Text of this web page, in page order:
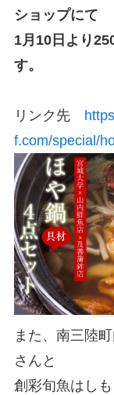
ショップにて
1月10日より
す。
リンク先
f.com/special/
また、南三陸
さんと
創彩旬魚はし